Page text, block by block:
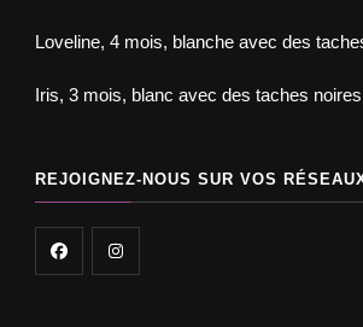
Loveline, 4 mois, blanche avec des
Iris, 3 mois, blanc avec des taches noires
REJOIGNEZ-NOUS SUR VOS